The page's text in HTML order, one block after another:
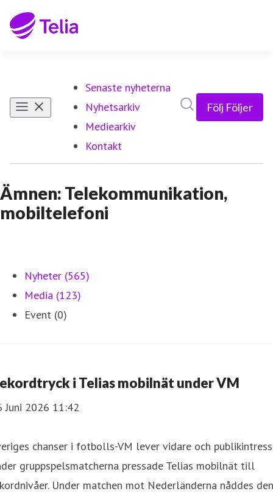
Senaste nyheterna
Nyhetsarkiv
Mediearkiv
Kontakt
Följ Följer
Ämnen: Telekommunikation,
mobiltelefoni
Nyheter (565)
Media (123)
Event (0)
i Telias mobilnät under VM
Juni 2026 11:42
chanser i fotbolls-VM lever vidare och
gruppspelsmatcherna pressade Telias mobilnät till
Under matchen mot Nederländerna nåddes den